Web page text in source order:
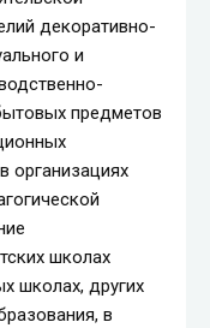
декоративно-
и
предметов
организациях
школах
школах, других
в